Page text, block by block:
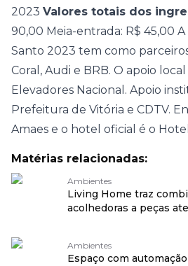
2023 Valores totais dos
90,00 Meia-entrada: R$ 45,00 A
Santo 2023 tem como
Coral, Audi e BRB. O apoio
Elevadores Nacional. Apoio
Prefeitura de Vitória e CDTV.
Amaes e o hotel oficial é o
Matérias relacionadas:
Ambientes
Living Home traz
acolhedoras a peças
Ambientes
Espaço com